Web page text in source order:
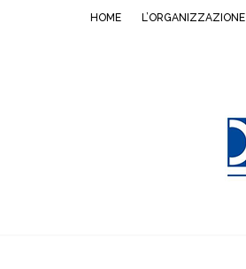
HOME L’ORGANIZZAZIONE